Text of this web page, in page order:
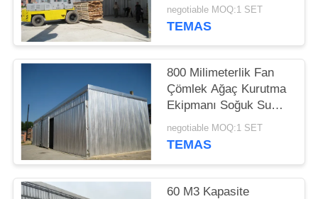
Su Nemlendirme
negotiable MOQ:1 SET
TEMAS
800 Milimeterlik Fan
Çömlek Ağaç Kurutma
Ekipmanı Soğuk Su
Nemlendirme
negotiable MOQ:1 SET
TEMAS
60 M3 Kapasite